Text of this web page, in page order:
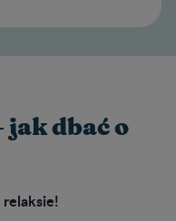
jak dbać o